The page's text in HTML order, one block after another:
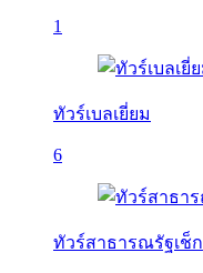
1
ทัวร์เบลเยี่ยม
6
ทัวร์สาธารณรัฐเช็ก